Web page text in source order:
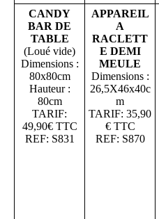
CANDY
BAR DE
TABLE
(Loué vide)
Dimensions :
80x80cm
Hauteur :
80cm
TARIF:
49,90€ TTC
REF: S831
APPAREIL
A
RACLETT
E DEMI
MEULE
Dimensions :
26,5X46x40c
m
TARIF: 35,90
€ TTC
REF: S870